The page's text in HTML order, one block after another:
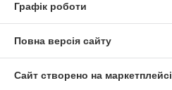
Графік роботи
Повна версія сайту
Сайт створено на маркетплейсі